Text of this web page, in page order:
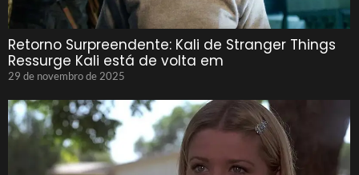
Retorno Surpreendente: Kali de Stranger Things
Ressurge Kali está de volta em
29 de novembro de 2025